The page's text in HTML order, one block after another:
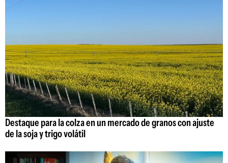
Destaque para la colza en un mercado de granos con ajuste
de la soja y trigo volátil